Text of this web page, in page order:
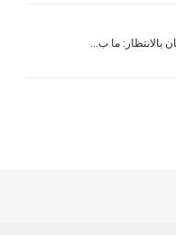
بالانتظار: ما ب...